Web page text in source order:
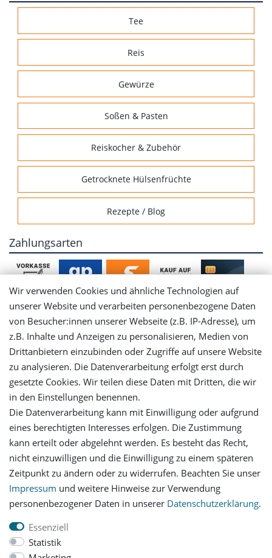
Tee
Reis
Gewürze
Soßen & Pasten
Reiskocher & Zubehör
Getrocknete Hülsenfrüchte
Rezepte / Blog
Zahlungsarten
Mein Konto
Login
Registrieren
Versandinformationen
Let's stay connected
Wir verwenden Cookies und ähnliche Technologien auf
unserer Website und verarbeiten personenbezogene Daten
von Besucher:innen unserer Webseite (z.B. IP-Adresse), um
z.B. Inhalte und Anzeigen zu personalisieren, Medien von
Drittanbietern einzubinden oder Zugriffe auf unsere Website
zu analysieren. Die Datenverarbeitung erfolgt erst durch
gesetzte Cookies. Wir teilen diese Daten mit Dritten, die wir
in den Einstellungen benennen.
Die Datenverarbeitung kann mit Einwilligung oder aufgrund
eines berechtigten Interesses erfolgen. Die Zustimmung
kann erteilt oder abgelehnt werden. Es besteht das Recht,
nicht einzuwilligen und die Einwilligung zu einem späteren
Zeitpunkt zu ändern oder zu widerrufen. Beachten Sie unser
Impressum und weitere Hinweise zur Verwendung
personenbezogener Daten in unserer Daten­schutz­erklärung.
Essenziell
Statistik